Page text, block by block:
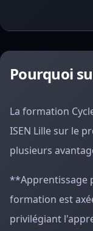
Pourquoi
La formation
ISEN Lille sur le
plusieurs
**Apprentissage
formation est
privilégiant